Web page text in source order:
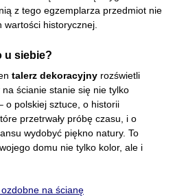
z tego egzemplarza przedmiot nie
wartości historycznej.
u siebie?
talerz dekoracyjny rozświetli
ścianie stanie się nie tylko
o polskiej sztuce, o historii
przetrwały próbę czasu, i o
wydobyć piękno natury. To
domu nie tylko kolor, ale i
na ścianę